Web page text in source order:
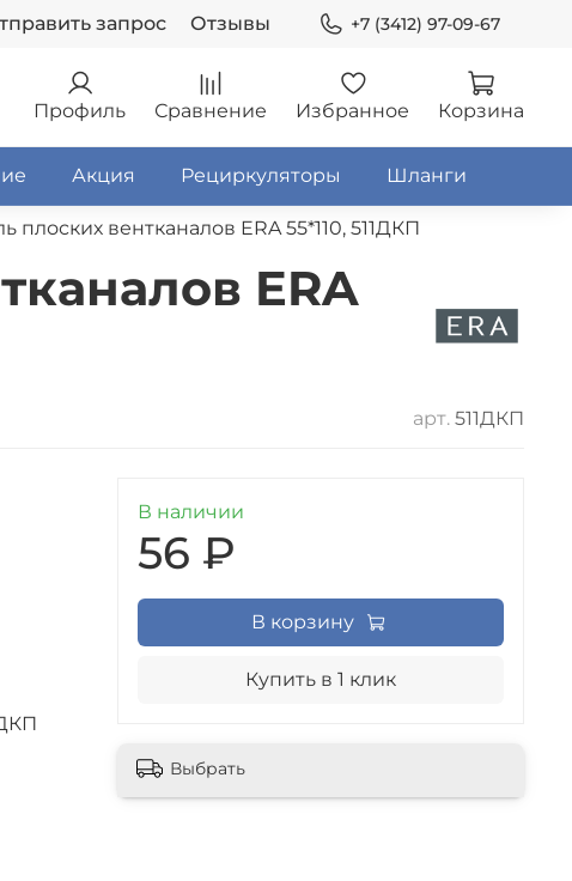
запрос Отзывы +7 (3412) 97-09-67
Профиль Сравнение Избранное Корзина
Акция Рециркуляторы Шланги
плоских вентканалов ERA 55*110, 511ДКП
ERA
арт. 511ДКП
В наличии
56 ₽
В корзину
Купить в 1 клик
Выбрать